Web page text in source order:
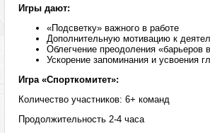
Игры дают:
«Подсветку» важного в работе
Дополнительную мотивацию к
Облегчение преодоления «барьеров
Ускорение запоминания и усвоения
Игра «Спорткомитет»:
Количество участников: 6+ команд
Продолжительность 2-4 часа